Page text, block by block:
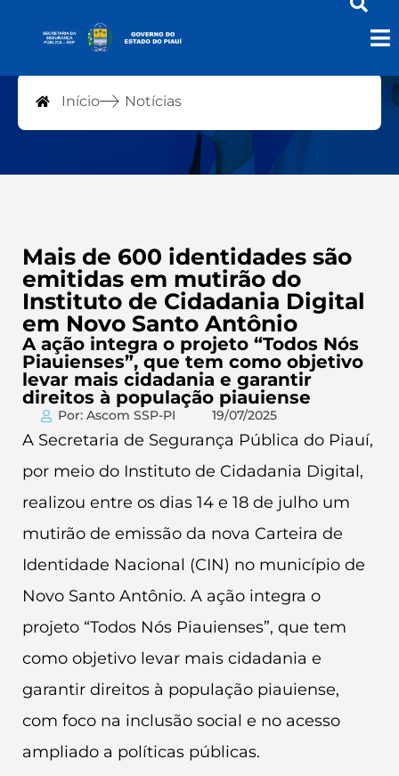
Notícias
Início Notícias
Mais de 600 identidades são
emitidas em mutirão do
Instituto de Cidadania Digital
em Novo Santo Antônio
A ação integra o projeto “Todos Nós
Piauienses”, que tem como objetivo
levar mais cidadania e garantir
direitos à população piauiense
Por: Ascom SSP-PI 19/07/2025
A Secretaria de Segurança Pública do Piauí,
por meio do Instituto de Cidadania Digital,
realizou entre os dias 14 e 18 de julho um
mutirão de emissão da nova Carteira de
Identidade Nacional (CIN) no município de
Novo Santo Antônio. A ação integra o
projeto “Todos Nós Piauienses”, que tem
como objetivo levar mais cidadania e
garantir direitos à população piauiense,
com foco na inclusão social e no acesso
ampliado a políticas públicas.